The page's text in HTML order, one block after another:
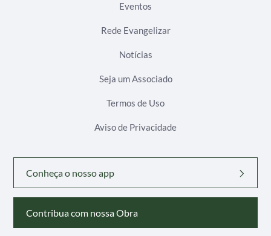
Eventos
Rede Evangelizar
Notícias
Seja um Associado
Termos de Uso
Aviso de Privacidade
Conheça o nosso app
Contribua com nossa Obra